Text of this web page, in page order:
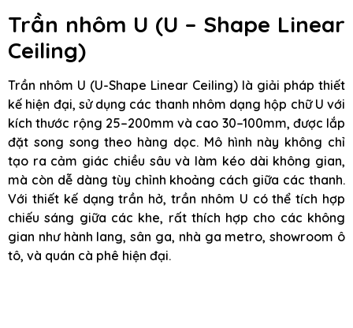
Trần nhôm U (U – Shape Linear
Ceiling)
Trần nhôm U (U-Shape Linear Ceiling) là giải pháp thiết
kế hiện đại, sử dụng các thanh nhôm dạng hộp chữ U với
kích thước rộng 25–200mm và cao 30–100mm, được lắp
đặt song song theo hàng dọc. Mô hình này không chỉ
tạo ra cảm giác chiều sâu và làm kéo dài không gian,
mà còn dễ dàng tùy chỉnh khoảng cách giữa các thanh.
Với thiết kế dạng trần hở, trần nhôm U có thể tích hợp
chiếu sáng giữa các khe, rất thích hợp cho các không
gian như hành lang, sân ga, nhà ga metro, showroom ô
tô, và quán cà phê hiện đại.